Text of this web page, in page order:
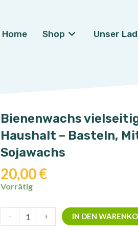
Home Shop Unser
Bienenwachs
Haushalt – Basteln,
Sojawachs
20,00€
Vorrätig
Bienenwachs
vielseitig
- + IN DEN